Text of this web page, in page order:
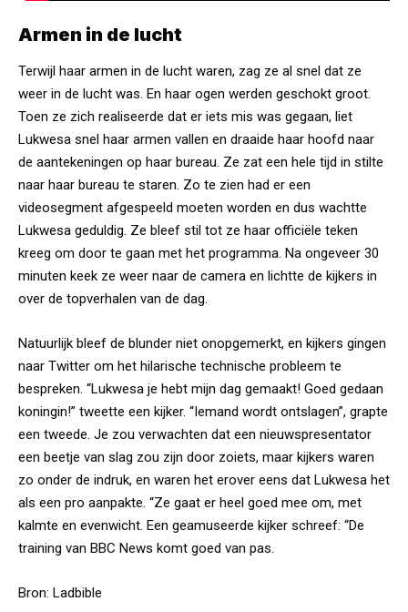
Armen in de lucht
Terwijl haar armen in de lucht waren, zag ze al snel dat ze
weer in de lucht was. En haar ogen werden geschokt groot.
Toen ze zich realiseerde dat er iets mis was gegaan, liet
Lukwesa snel haar armen vallen en draaide haar hoofd naar
de aantekeningen op haar bureau. Ze zat een hele tijd in stilte
naar haar bureau te staren. Zo te zien had er een
videosegment afgespeeld moeten worden en dus wachtte
Lukwesa geduldig. Ze bleef stil tot ze haar officiële teken
kreeg om door te gaan met het programma. Na ongeveer 30
minuten keek ze weer naar de camera en lichtte de kijkers in
over de topverhalen van de dag.
Natuurlijk bleef de blunder niet onopgemerkt, en kijkers gingen
naar Twitter om het hilarische technische probleem te
bespreken. “Lukwesa je hebt mijn dag gemaakt! Goed gedaan
koningin!” tweette een kijker. “Iemand wordt ontslagen”, grapte
een tweede. Je zou verwachten dat een nieuwspresentator
een beetje van slag zou zijn door zoiets, maar kijkers waren
zo onder de indruk, en waren het erover eens dat Lukwesa het
als een pro aanpakte. “Ze gaat er heel goed mee om, met
kalmte en evenwicht. Een geamuseerde kijker schreef: “De
training van BBC News komt goed van pas.
Bron: Ladbible